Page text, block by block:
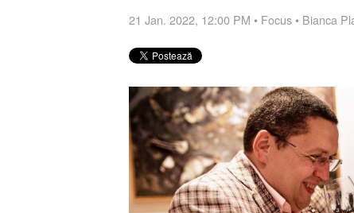
21 Jan. 2022, 12:00 PM • Focus • Bianca